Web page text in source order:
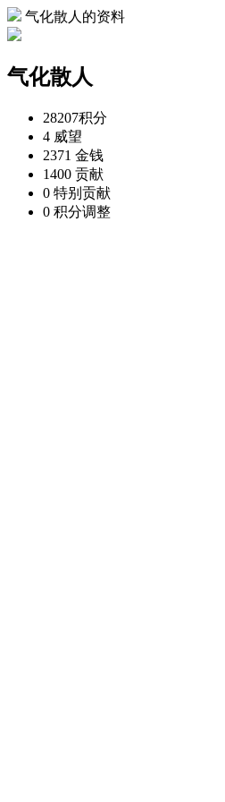
气化散人的资料
气化散人
28207积分
4 威望
2371 金钱
1400 贡献
0 特别贡献
0 积分调整